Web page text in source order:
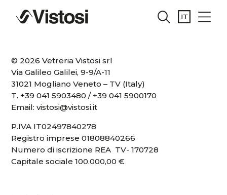
© 2026 Vetreria Vistosi srl
Via Galileo Galilei, 9-9/A-11
31021 Mogliano Veneto – TV (Italy)
T. +39 041 5903480 / +39 041 5900170
Email:vistosi@vistosi.it
P.IVA IT02497840278
Registro imprese 01808840266
Numero di iscrizione REA TV- 170728
Capitale sociale 100.000,00 €